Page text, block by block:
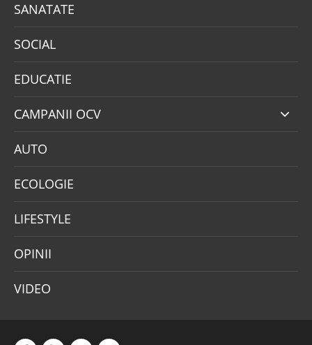
SANATATE
SOCIAL
EDUCATIE
CAMPANII OCV
AUTO
ECOLOGIE
LIFESTYLE
OPINII
VIDEO